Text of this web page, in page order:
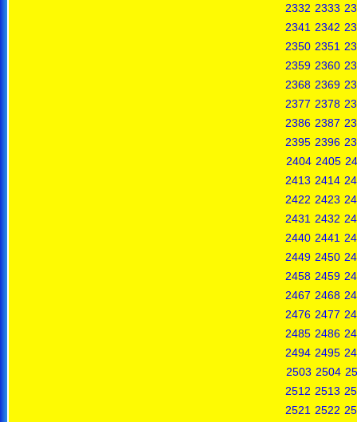
2332 2333
2341 2342
2350 2351
2359 2360
2368 2369
2377 2378
2386 2387
2395 2396
2404 2405
2413 2414
2422 2423
2431 2432
2440 2441
2449 2450
2458 2459
2467 2468
2476 2477
2485 2486
2494 2495
2503 2504
2512 2513
2521 2522